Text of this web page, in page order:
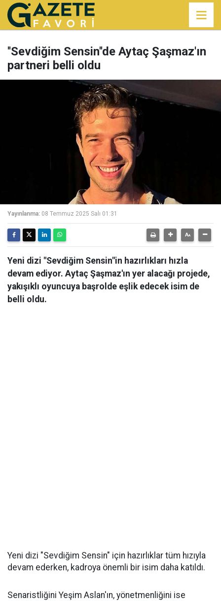
''Sevdiğim Sensin''de Aytaç Şaşmaz'ın
partneri belli oldu
Yayınlanma: 08 Temmuz 2025 Salı 01:31
Yeni dizi "Sevdiğim Sensin"in hazırlıkları hızla
devam ediyor. Aytaç Şaşmaz'ın yer alacağı projede,
yakışıklı oyuncuya başrolde eşlik edecek isim de
belli oldu.
Yeni dizi "Sevdiğim Sensin" için hazırlıklar tüm hızıyla
devam ederken, kadroya önemli bir isim daha katıldı.
Senaristliğini Yeşim Aslan'ın, yönetmenliğini ise